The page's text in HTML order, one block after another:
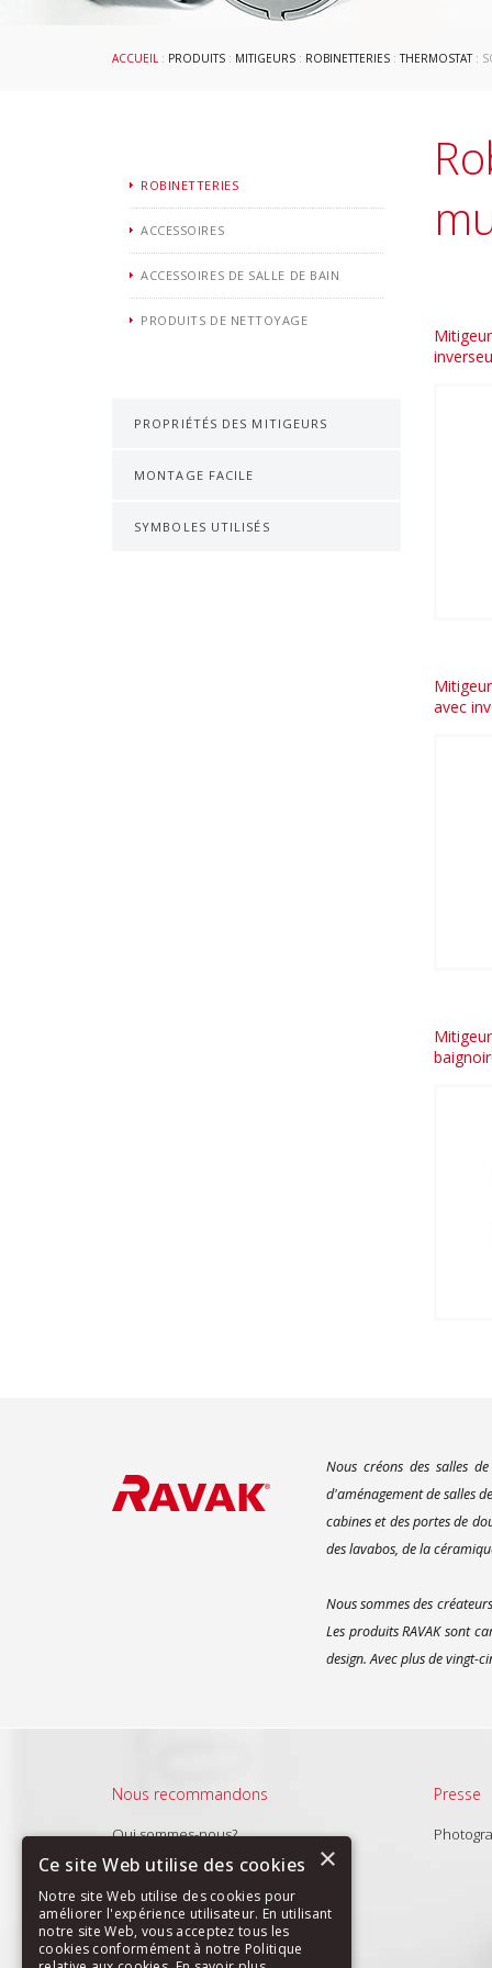
ACCUEIL : PRODUITS : MITIGEURS : ROBINETTERIES :THERMOSTAT:
ROBINETTERIES
ACCESSOIRES
ACCESSOIRES DE SALLE DE BAIN
PRODUITS DE NETTOYAGE
PROPRIÉTÉS DES MITIGEURS
MONTAGE FACILE
SYMBOLES UTILISÉS
avec
Nous créons des salles
d'aménagement de salles
cabines et des portes de
des lavabos, de la
Nous sommes des
Les produits RAVAK sont
design. Avec plus de vingt-
Nous recommandons
Qui sommes-nous?
Produits
Nouveautés
Presse
×
Ce site Web utilise des cookies
Notre site Web utilise des cookies pour
améliorer l'expérience utilisateur. En utilisant
notre site Web, vous acceptez tous les
cookies conformément à notre Politique